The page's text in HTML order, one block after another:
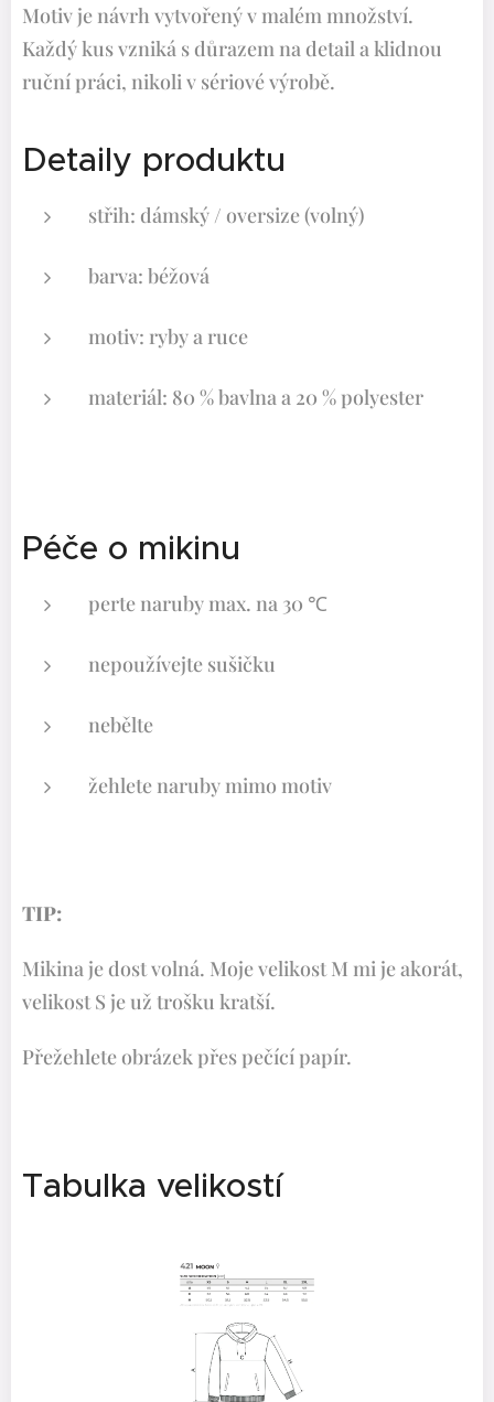
Motiv je návrh vytvořený v malém množství.
Každý kus vzniká s důrazem na detail a klidnou
ruční práci, nikoli v sériové výrobě.
Detaily produktu
střih: dámský / oversize (volný)
barva: béžová
motiv: ryby a ruce
materiál: 80 % bavlna a 20 % polyester
Péče o mikinu
perte naruby max. na 30 ℃
nepoužívejte sušičku
nebělte
žehlete naruby mimo motiv
TIP:
Mikina je dost volná. Moje velikost M mi je akorát,
velikost S je už trošku kratší.
Přežehlete obrázek přes pečící papír.
Tabulka velikostí